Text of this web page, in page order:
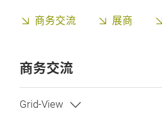
商务交流 展商
商务交流